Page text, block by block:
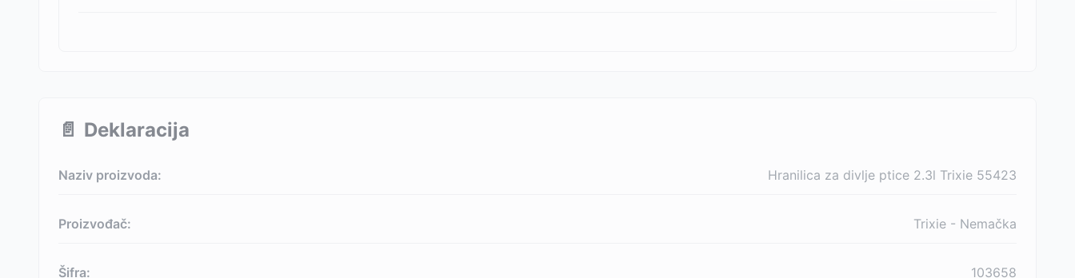
📄 Deklaracija
Naziv proizvoda: Hranilica za divlje ptice 2.3l Trixie 55423
Proizvođač: Trixie - Nemačka
Šifra: 103658